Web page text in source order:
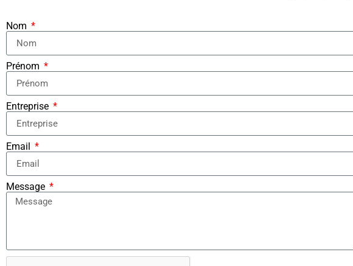
Nom
Prénom
Entreprise
Email
Message